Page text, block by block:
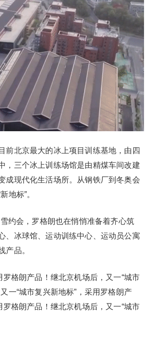
北京最大的冰上项目训练基地，由四
，三个冰上训练场馆是由精煤车间改建
成现代化生活场所。从钢铁厂到冬奥会
地标”。
会，罗格朗也在悄悄准备着齐心筑
、冰球馆、运动训练中心、运动员公寓
产品。
格朗产品！继北京机场后，又一“城市
一“城市复兴新地标”，采用罗格朗产
格朗产品！继北京机场后，又一“城市